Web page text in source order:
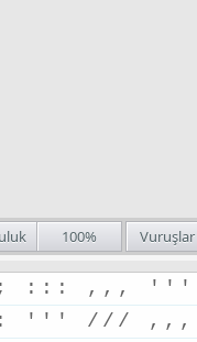
100% Vuruşlar
: : : , , , ' ' '
: ' ' ' / / / , , ,